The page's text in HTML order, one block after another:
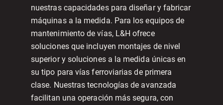
nuestras capacidades para diseñar y fabricar
máquinas a la medida. Para los equipos de
mantenimiento de vías, L&H ofrece
soluciones que incluyen montajes de nivel
superior y soluciones a la medida únicas en
su tipo para vías ferroviarias de primera
clase. Nuestras tecnologías de avanzada
facilitan una operación más segura, con